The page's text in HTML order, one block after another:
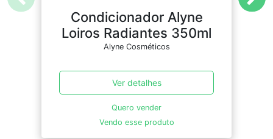
Condicionador Alyne
Loiros Radiantes 350ml
Alyne Cosméticos
Ver detalhes
Quero vender
Vendo esse produto